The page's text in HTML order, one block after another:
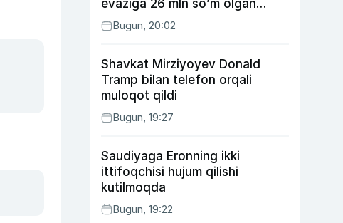
evaziga 26 mln so’m olgan
shaxs ushlandi
Bugun, 20:02
Shavkat Mirziyoyev Donald
Tramp bilan telefon orqali
muloqot qildi
Bugun, 19:27
Saudiyaga Eronning ikki
ittifoqchisi hujum qilishi
kutilmoqda
Bugun, 19:22